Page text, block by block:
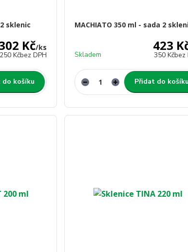
2 sklenic
Kč/ks
250 Kčbez DPH
do košíku
MACHIATO 350 ml - sada 2
423
350 Kčbez
Skladem
Přidat do košíku